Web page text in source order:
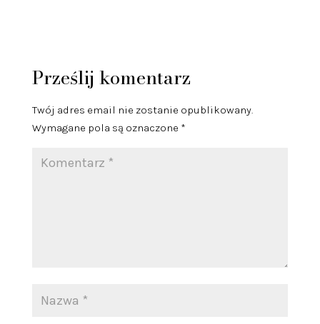
Prześlij komentarz
Twój adres email nie zostanie opublikowany.
Wymagane pola są oznaczone *